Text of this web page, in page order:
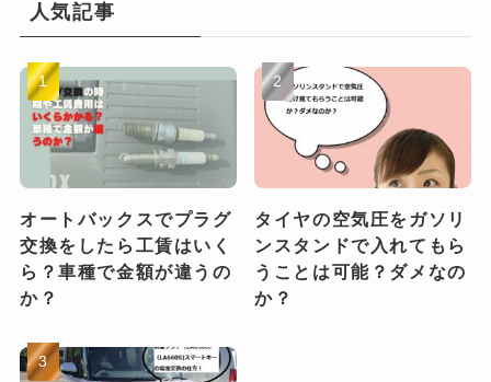
人気記事
オートバックスでプラグ
交換をしたら工賃はいく
ら？車種で金額が違うの
か？
タイヤの空気圧をガソリ
ンスタンドで入れてもら
うことは可能？ダメなの
か？